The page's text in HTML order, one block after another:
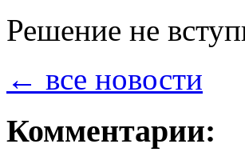
Решение не
← все новости
Комментарии: